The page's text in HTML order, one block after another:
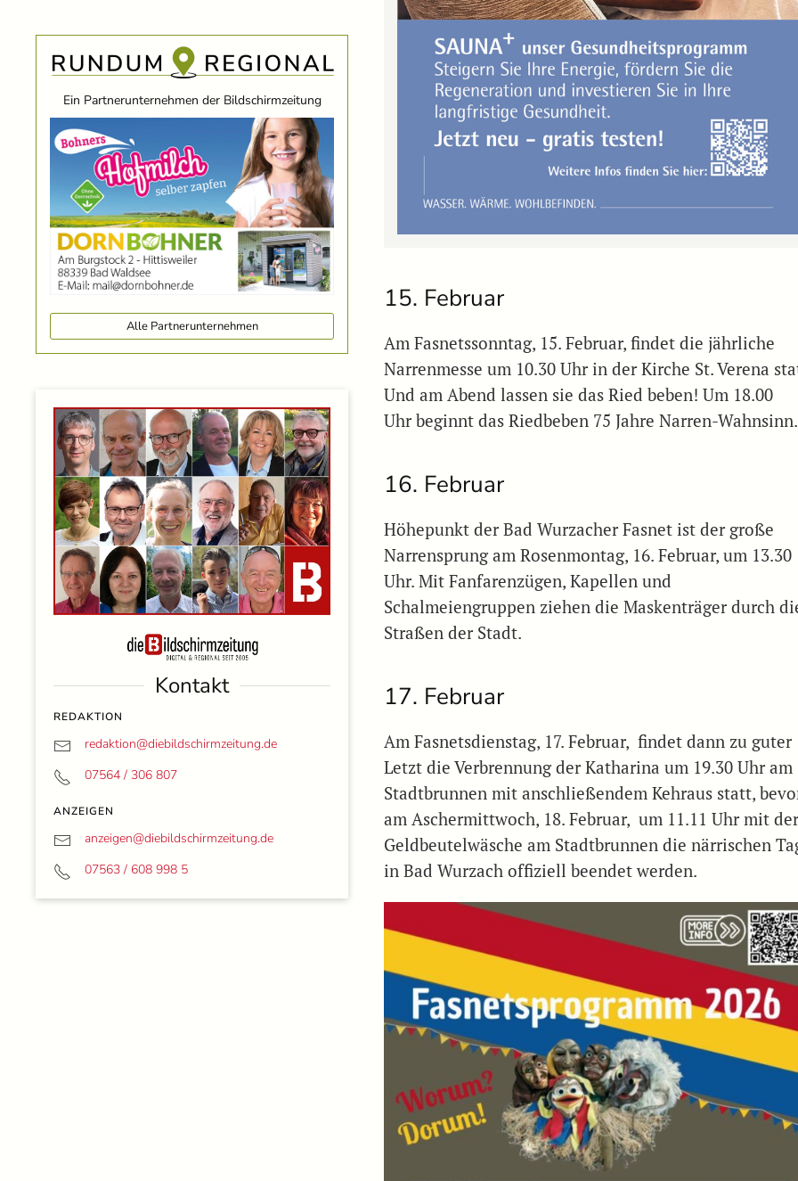
Ein Partnerunternehmen der Bildschirmzeitung
Alle Partnerunternehmen
Kontakt
REDAKTION
redaktion@diebildschirmzeitung.de
07564 / 306 807
ANZEIGEN
anzeigen@diebildschirmzeitung.de
07563 / 608 998 5
15. Februar
Am Fasnetssonntag, 15. Februar, findet die jährliche
Narrenmesse um 10.30 Uhr in der Kirche St. Verena
Und am Abend lassen sie das Ried beben! Um 18.00
Uhr beginnt das Riedbeben 75 Jahre Narren-Wahnsinn.
16. Februar
Höhepunkt der Bad Wurzacher Fasnet ist der große
Narrensprung am Rosenmontag, 16. Februar, um 13.30
Uhr. Mit Fanfarenzügen, Kapellen und
Schalmeiengruppen ziehen die Maskenträger durch
Straßen der Stadt.
17. Februar
Am Fasnetsdienstag, 17. Februar, findet dann zu guter
Letzt die Verbrennung der Katharina um 19.30 Uhr am
Stadtbrunnen mit anschließendem Kehraus statt,
am Aschermittwoch, 18. Februar, um 11.11 Uhr mit
Geldbeutelwäsche am Stadtbrunnen die närrischen
in Bad Wurzach offiziell beendet werden.